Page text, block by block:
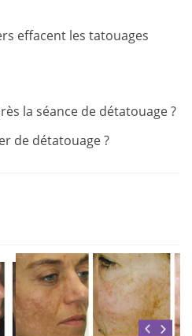
effacent les tatouages
la séance de détatouage ?
de détatouage ?